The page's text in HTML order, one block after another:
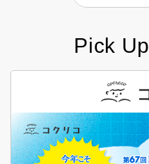
Pick Up